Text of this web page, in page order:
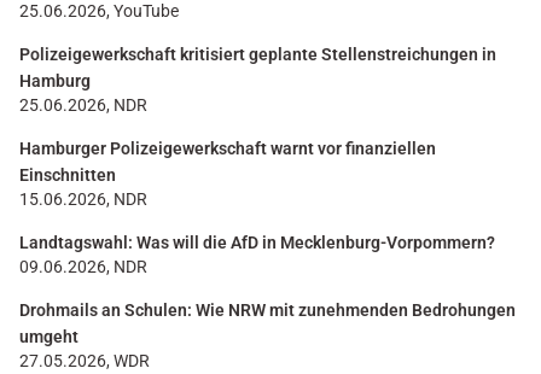
25.06.2026, YouTube
Polizeigewerkschaft kritisiert geplante Stellenstreichungen in
Hamburg
25.06.2026, NDR
Hamburger Polizeigewerkschaft warnt vor finanziellen
Einschnitten
15.06.2026, NDR
Landtagswahl: Was will die AfD in Mecklenburg-Vorpommern?
09.06.2026, NDR
Drohmails an Schulen: Wie NRW mit zunehmenden Bedrohungen
umgeht
27.05.2026, WDR